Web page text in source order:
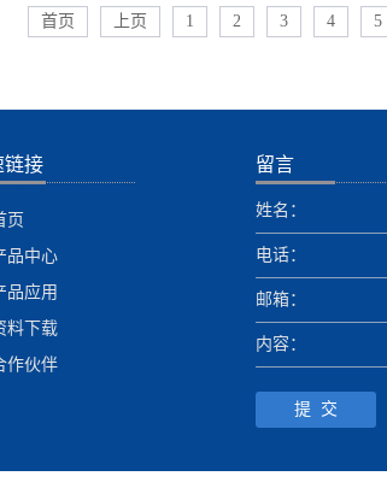
清洗。3.三维喷头三维疏通喷头是能够在空间内一
面，再合作进给翻转结构，能够应对许多大型容器
清洗。概括而言，常用的疏通喷头的类型包含磨料喷
维喷头。在考虑疏通喷头怎样挑选这个问题时，人
型疏通喷头的优缺点，还要结合运用工况条件明确
性能指标，然后挑选从质量可靠疏通喷头厂家购
评。某些质量稳定高压清洗机更是在多个不同的场
的压力、有过压以及过载的保护装备设置，即
也能借助高压水柱的力量清理污垢，在遇到特别难
要加入清洁剂或者泉水加以辅助清洗。2.家用高压
中用得还是非常多的，一般是采用小型的高压清洗
及地板。这种家用高压清洗机讲究移动灵活、操作
其压力一般控制在1000-2000Psi，流量大小约为0。
大量的压力与流量特别适用于小区域范围内的冲洗
大多数商用高压清洗机对于参数的要求非常高并且
繁使用，故而选购的产品寿命要比家用清洗机的寿
首页 上页 1 2 3 4 5
链接
页
品中心
品应用
料下载
作伙伴
留言
姓名：
电话：
邮箱：
内容：